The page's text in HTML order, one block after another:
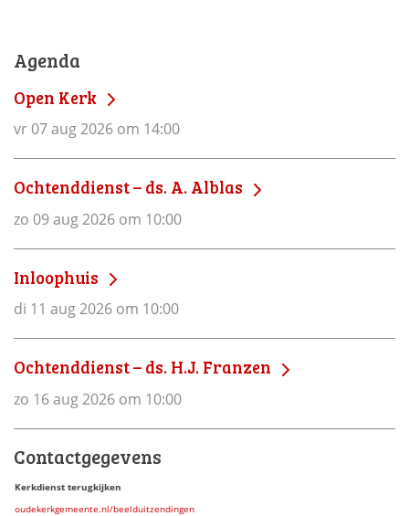
Agenda
Open Kerk
vr 07 aug 2026 om 14:00
Ochtenddienst – ds. A. Alblas
zo 09 aug 2026 om 10:00
Inloophuis
di 11 aug 2026 om 10:00
Ochtenddienst – ds. H.J. Franzen
zo 16 aug 2026 om 10:00
Contactgegevens
Kerkdienst terugkijken
oudekerkgemeente.nl/beelduitzendingen